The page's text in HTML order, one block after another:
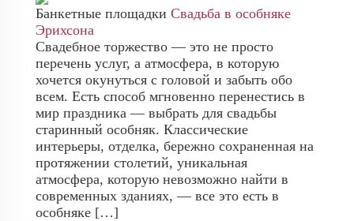
Банкетные площадки Свадьба в особняке
Эрихсона
Свадебное торжество — это не просто
перечень услуг, а атмосфера, в которую
хочется окунуться с головой и забыть обо
всем. Есть способ мгновенно перенестись в
мир праздника — выбрать для свадьбы
старинный особняк. Классические
интерьеры, отделка, бережно сохраненная на
протяжении столетий, уникальная
атмосфера, которую невозможно найти в
современных зданиях, — все это есть в
особняке […]